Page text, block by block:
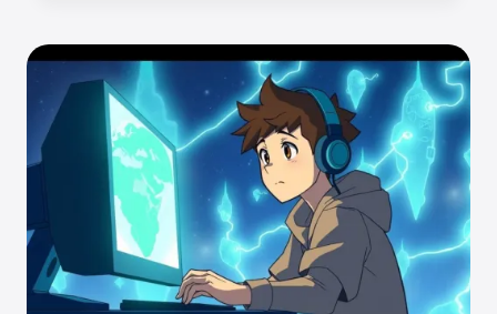
LA
GUÍA
DEFINITIVA
PARA
PROTEGER
TU
WORDPRESS
GRATIS